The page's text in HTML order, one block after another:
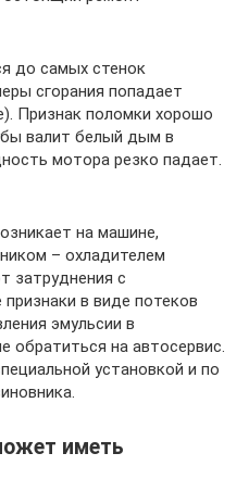
до самых стенок
сгорания попадает
Признак поломки хорошо
валит белый дым в
мотора резко падает.
на машине,
– охладителем
затруднения с
в виде потеков
эмульсии в
обратиться на автосервис.
установкой и по
иметь